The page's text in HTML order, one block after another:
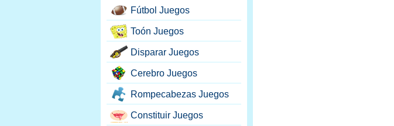
Fútbol Juegos
Toón Juegos
Disparar Juegos
Cerebro Juegos
Rompecabezas Juegos
Constituir Juegos